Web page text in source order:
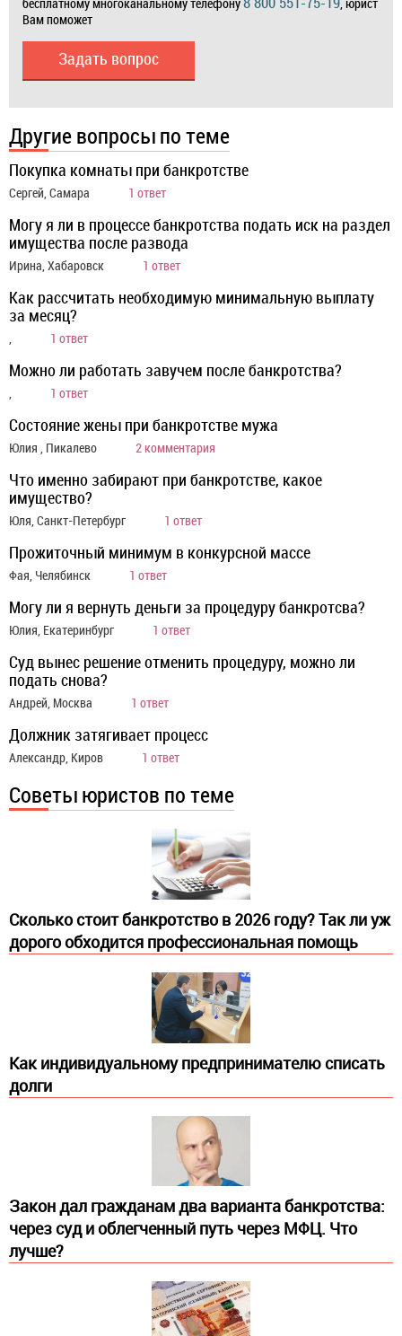
Вам поможет
Задать вопрос
Другие вопросы по теме
Покупка комнаты при банкротстве
Сергей, Самара 1 ответ
Могу я ли в процессе банкротства подать иск на раздел
имущества после развода
Ирина, Хабаровск 1 ответ
Как рассчитать необходимую минимальную выплату
за месяц?
, 1 ответ
Можно ли работать завучем после банкротства?
, 1 ответ
Состояние жены при банкротстве мужа
Юлия , Пикалево 2 комментария
Что именно забирают при банкротстве, какое
имущество?
Юля, Санкт-Петербург 1 ответ
Прожиточный минимум в конкурсной массе
Фая, Челябинск 1 ответ
Могу ли я вернуть деньги за процедуру банкротсва?
Юлия, Екатеринбург 1 ответ
Суд вынес решение отменить процедуру, можно ли
подать снова?
Андрей, Москва 1 ответ
Должник затягивает процесс
Александр, Киров 1 ответ
Советы юристов по теме
Сколько стоит банкротство в 2026 году? Так ли уж
дорого обходится профессиональная помощь
Как индивидуальному предпринимателю списать
долги
Закон дал гражданам два варианта банкротства:
через суд и облегченный путь через МФЦ. Что
лучше?